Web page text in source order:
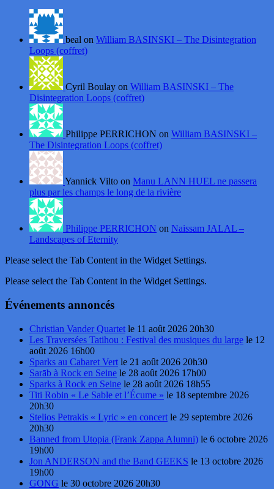
beal on William BASINSKI – The Disintegration
Loops (coffret)
Cyril Boulay on William BASINSKI – The
Disintegration Loops (coffret)
Philippe PERRICHON on William BASINSKI –
The Disintegration Loops (coffret)
Yannick Vilto on Manu LANN HUEL ne passera
plus par les champs le long de la rivière
Philippe PERRICHON on Naissam JALAL –
Landscapes of Eternity
Please select the Tab Content in the Widget Settings.
Please select the Tab Content in the Widget Settings.
Événements annoncés
Christian Vander Quartet le 11 août 2026 20h30
Les Traversées Tatihou : Festival des musiques du large le 12
août 2026 16h00
Sparks au Cabaret Vert le 21 août 2026 20h30
Sarāb à Rock en Seine le 28 août 2026 17h00
Sparks à Rock en Seine le 28 août 2026 18h55
Titi Robin « Le Sable et l’Écume » le 18 septembre 2026
20h30
Stelios Petrakis « Lyric » en concert le 29 septembre 2026
20h30
Banned from Utopia (Frank Zappa Alumni) le 6 octobre 2026
19h00
Jon ANDERSON and the Band GEEKS le 13 octobre 2026
19h00
GONG le 30 octobre 2026 20h30